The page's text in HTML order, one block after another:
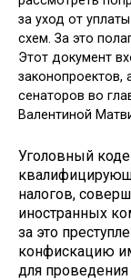
за уход от
схем. За это
Этот документ
законопроектов,
сенаторов во
Валентиной
Уголовный
налогов,
иностранных
за это
конфискацию
для